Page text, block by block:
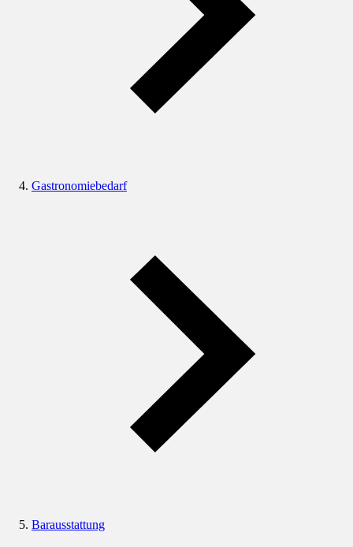
Gastronomiebedarf
Barausstattung